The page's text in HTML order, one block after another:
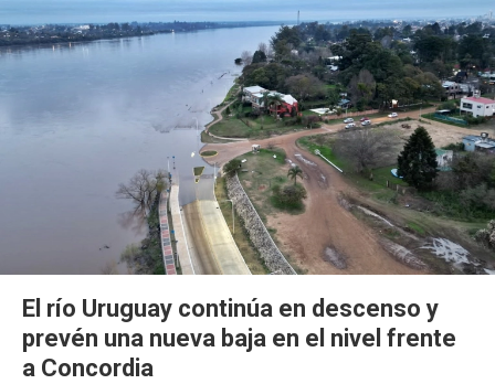
El río Uruguay continúa en descenso y
prevén una nueva baja en el nivel frente
a Concordia